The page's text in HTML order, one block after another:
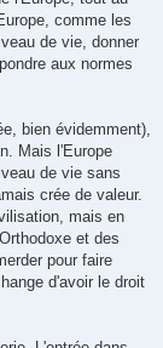
comme les
de vie, donner
aux normes
bien évidemment),
Mais l'Europe
de vie sans
crée de valeur.
mais en
et des
pour faire
d'avoir le droit